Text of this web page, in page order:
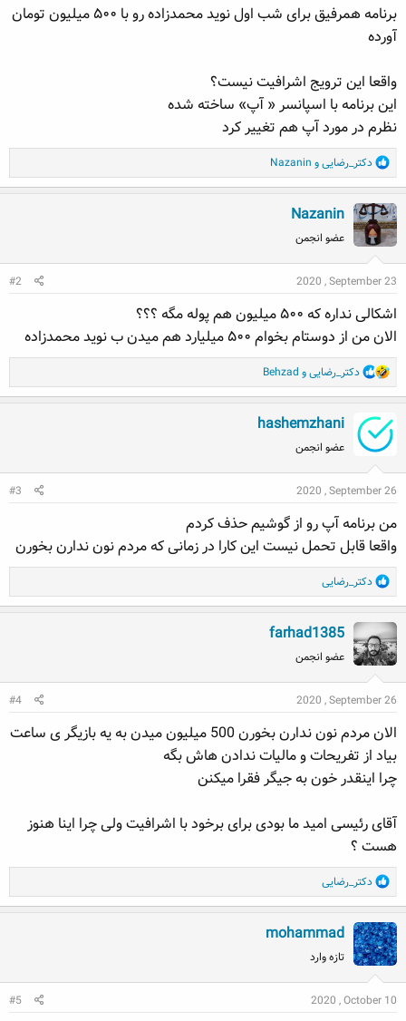
ه
م
و
ع
ع
برنامه همرفیق برای شب اول نوید محمدزاده رو با ۵۰۰ میلیون تومان
آورده
واقعا این ترویج اشرافیت نیست؟
این برنامه با اسپانسر « آپ» ساخته شده
نظرم در مورد آپ هم تغییر کرد
R
e
c
t
i
n
:
دکتر_رضاییو Nazanin
Nazanin
عضو انجمن
2020 , September 23
#2
اشکالی نداره که ۵۰۰ میلیون هم پوله مگه ؟؟؟
الان من از دوستام بخوام ۵۰۰ میلیارد هم میدن ب نوید محمدزاده
R
e
c
t
o
n
:
دکتر_رضاییو Behzad
hashemzhani
عضو انجمن
2020 , September 26
#3
من برنامه آپ رو از گوشیم حذف کردم
واقعا قابل تحمل نیست این کارا در زمانی که مردم نون ندارن بخورن
R
e
c
t
i
n
دکتر_رضایی
farhad1385
عضو انجمن
2020 , September 26
#4
الان مردم نون ندارن بخورن 500 میلیون میدن به یه بازیگر ی ساعت
بیاد از تفریحات و مالیات ندادن هاش بگه
چرا اینقدر خون به جیگر فقرا میکنن
آقای رئیسی امید ما بودی برای برخود با اشرافیت ولی چرا اینا هنوز
هست ؟
R
e
c
t
i
n
دکتر_رضایی
mohammad
تازه وارد
2020 , October 10
#5